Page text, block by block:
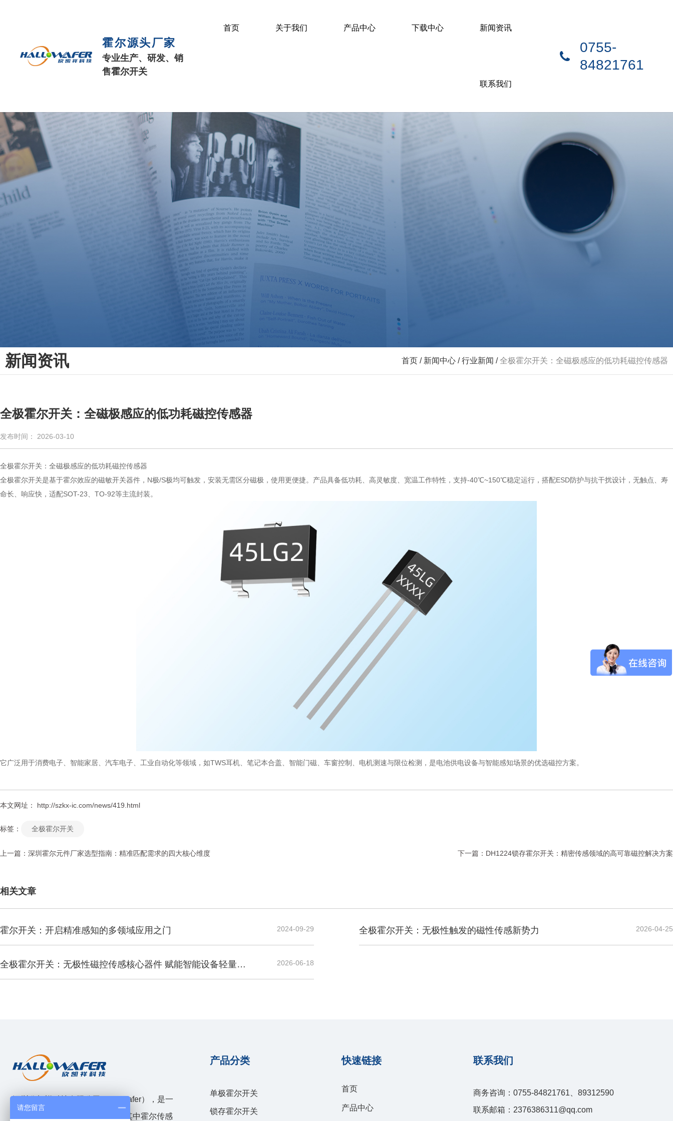
霍尔源头厂家
专业生产、研发、销
售霍尔开关
首页 关于我们 产品中心 下载中心 新闻资讯
联系我们
0755-
84821761
新闻资讯 首页 / 新闻中心 /行业新闻 /全极霍尔开关：全磁极感应的低功耗磁控传感器
全极霍尔开关：全磁极感应的低功耗磁控传感器
发布时间： 2026-03-10
全极霍尔开关：全磁极感应的低功耗磁控传感器
全极霍尔开关是基于霍尔效应的磁敏开关器件，N极/S极均可触发，安装无需区分磁极，使用更便捷。产品具备低功耗、高灵敏度、宽温工作特性，支持-40℃~150℃稳定运行，搭配ESD防护与抗干扰设计，无触点、寿
命长、响应快，适配SOT-23、TO-92等主流封装。
它广泛用于消费电子、智能家居、汽车电子、工业自动化等领域，如TWS耳机、笔记本合盖、智能门磁、车窗控制、电机测速与限位检测，是电池供电设备与智能感知场景的优选磁控方案。
本文网址： http://szkx-ic.com/news/419.html
标签： 全极霍尔开关
上一篇： 深圳霍尔元件厂家选型指南：精准匹配需求的四大核心维度 下一篇： DH1224锁存霍尔开关：精密传感领域的高可靠磁控解决方案
相关文章
2024-09-29
霍尔开关：开启精准感知的多领域应用之门 2026-04-25
全极霍尔开关：无极性触发的磁性传感新势力
2026-06-18
全极霍尔开关：无极性磁控传感核心器件 赋能智能设备轻量化
与通用化设计
深圳欣凯祥科技有限公司（hallwafer），是一
家模拟和混合信号IC设计企业，其中霍尔传感
产品分类
单极霍尔开关
锁存霍尔开关
快速链接
首页
产品中心
联系我们
商务咨询：0755-84821761、89312590
联系邮箱：2376386311@qq.com
请您留言